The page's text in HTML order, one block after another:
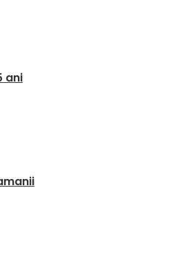
ani